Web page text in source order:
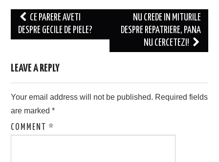
Post
navigation
CE PARERE AVETI
DESPRE GECILE DE PIELE?
NU CREDE IN MITURILE
DESPRE REPATRIERE, PANA
NU CERCETEZI!
LEAVE A REPLY
Your email address will not be published. Required fields
are marked*
COMMENT*